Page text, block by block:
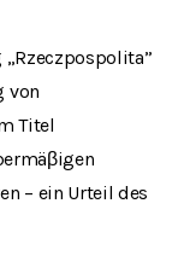
von
Titel
– ein Urteil des